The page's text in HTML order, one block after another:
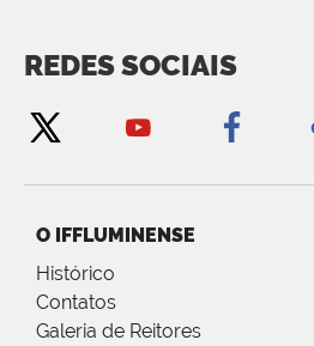
REDES SOCIAIS
O IFFLUMINENSE
Histórico
Contatos
Galeria de Reitores